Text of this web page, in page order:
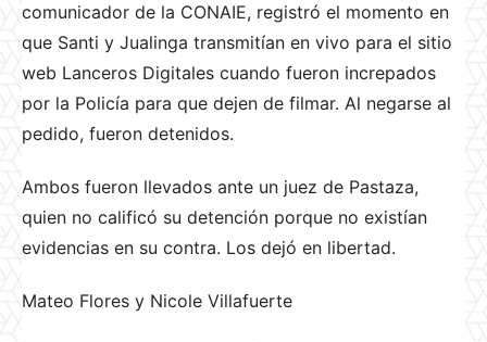
comunicador de la CONAIE, registró el momento en
que Santi y Jualinga transmitían en vivo para el sitio
web Lanceros Digitales cuando fueron increpados
por la Policía para que dejen de filmar. Al negarse al
pedido, fueron detenidos.
Ambos fueron llevados ante un juez de Pastaza,
quien no calificó su detención porque no existían
evidencias en su contra. Los dejó en libertad.
Mateo Flores y Nicole Villafuerte